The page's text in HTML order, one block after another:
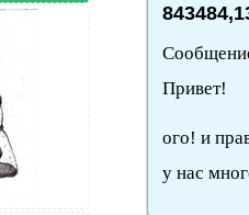
Привет!
ого! и
у нас